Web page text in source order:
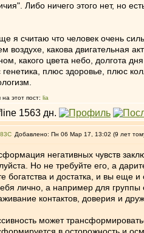
Либо ничего этого нет, но
я считаю что человек очень
воздухе, какова двигательная
какого цвета небо, долгота
плюс здоровье, плюс
этот пост: lia
Добавлено: Пн 06 Мар 17, 13:02 (9 лет
негативных чувств
Но не требуйте его, а
богатства и достатка, и вы еще
лично, а например для
контактов, доверия и
может